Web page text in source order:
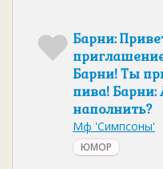
Барни:
Барни! Ты
пива! Барни:
наполнить?
Мф 'Симпсоны'
ЮМОР